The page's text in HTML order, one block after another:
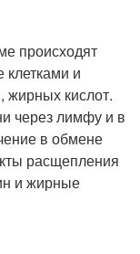
происходят
клетками и
жирных кислот.
через лимфу и в
в обмене
расщепления
и жирные